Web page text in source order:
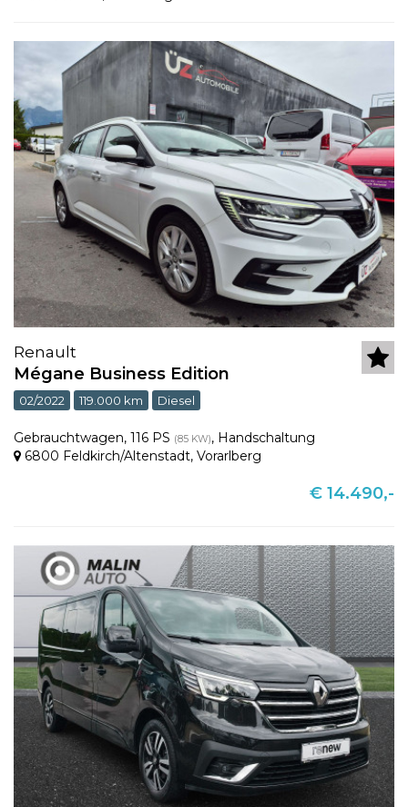
Renault
Mégane Business Edition
02/2022 119.000 km Diesel
Gebrauchtwagen, 116 PS (85 KW), Handschaltung
6800 Feldkirch/Altenstadt, Vorarlberg
€ 14.490,-